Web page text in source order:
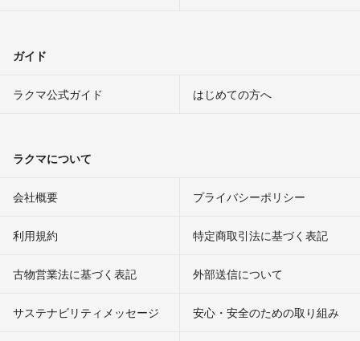
ガイド
ラクマ公式ガイド はじめての方へ
ラクマについて
会社概要 プライバシーポリシー
利用規約 特定商取引法に基づく表記
古物営業法に基づく表記 外部送信について
サステナビリティメッセージ 安心・安全のための取り組み